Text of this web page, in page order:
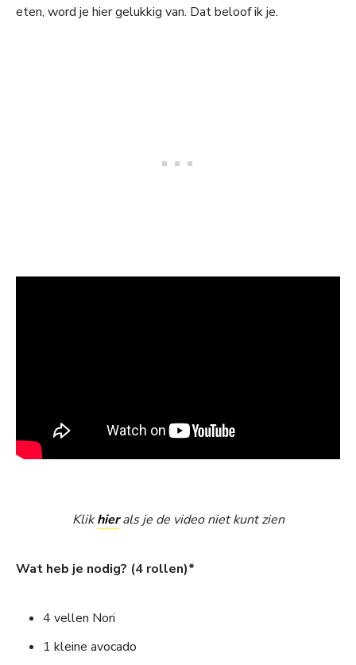
eten, word je hier gelukkig van. Dat beloof ik je.
Klikhierals je de video niet kunt zien
Wat heb je nodig? (4 rollen)*
4 vellen Nori
1 kleine avocado